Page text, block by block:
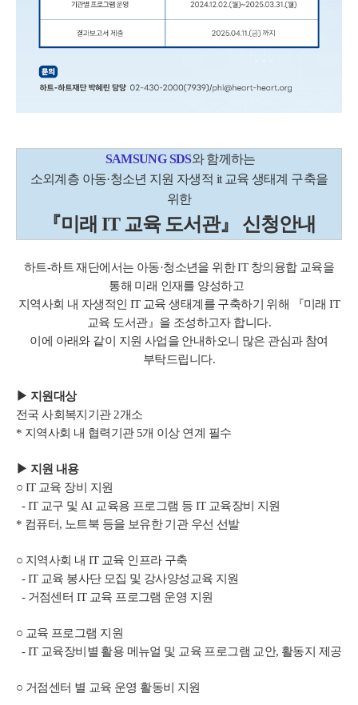
SAMSUNG SDS와 함께하는
소외계층 아동·청소년 지원 자생적 it 교육 생태계 구축을
위한
『미래 IT 교육 도서관』 신청안내
하트-하트 재단에서는 아동·청소년을 위한 IT 창의융합 교육을
통해 미래 인재를 양성하고
지역사회 내 자생적인 IT 교육 생태계를 구축하기 위해 『미래 IT
교육 도서관』을 조성하고자 합니다.
이에 아래와 같이 지원 사업을 안내하오니 많은 관심과 참여
부탁드립니다.
▶ 지원대상
전국 사회복지기관 2개소
* 지역사회 내 협력기관 5개 이상 연계 필수
▶ 지원 내용
○ IT 교육 장비 지원
- IT 교구 및 AI 교육용 프로그램 등 IT 교육장비 지원
* 컴퓨터, 노트북 등을 보유한 기관 우선 선발
○ 지역사회 내 IT 교육 인프라 구축
- IT 교육 봉사단 모집 및 강사양성교육 지원
- 거점센터 IT 교육 프로그램 운영 지원
○ 교육 프로그램 지원
- IT 교육장비별 활용 메뉴얼 및 교육 프로그램 교안, 활동지 제공
○ 거점센터 별 교육 운영 활동비 지원